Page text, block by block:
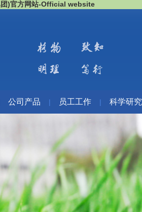
团)官方网站-Official website
公司产品 | 员工工作 | 科学研究